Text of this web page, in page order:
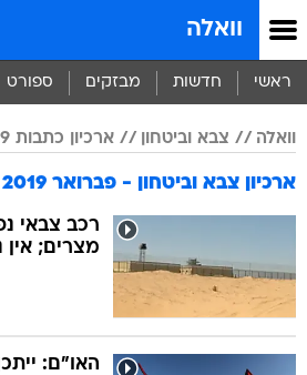
וואלה
ראשי חדשות מבזקים ספורט
וואלה צבא וביטחון ארכיון כתבות 2019
ארכיון צבא וביטחון - פברואר 2019
רכב צבאי
מצרים; אין
האו"ם: